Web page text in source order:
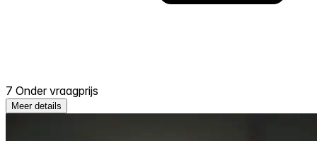
7 Onder vraagprijs
Meer details